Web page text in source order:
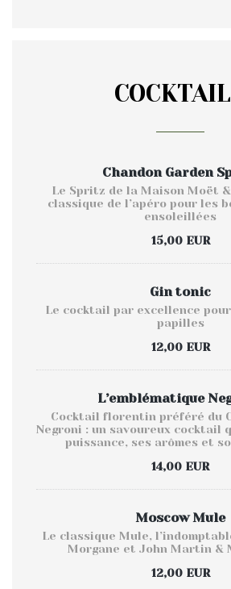
Chandon Garden
Le Spritz de la Maison Moët &
classique de l’apéro pour les
ensoleillées
15,00 EUR
Gin tonic
Le cocktail par excellence
papilles
12,00 EUR
L’emblématique
Cocktail florentin préféré du
Negroni : un savoureux cocktail
puissance, ses arômes et
14,00 EUR
Moscow Mule
Le classique Mule,
Morgane et John Martin &
12,00 EUR